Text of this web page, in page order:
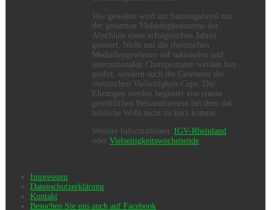
Wie gewohnt wird am Samstagabend mit
der gesamten Vielseitigkeitsszene der
Abschluss eines erfolgreichen Jahres
gefeiert. Nicht nur die rheinischen
Medaillengewinner auf nationalen und
internationalen Championaten werden hier
geehrt, sondern auch die Gewinner der
rheinischen Vielseitigkeit-Cups. Die
Ehrungen werden begleitet von einem
gemütlichen Beisammensein bei dem das
leibliche Wohl nicht zu kurz kommt.
Weitere Informationen:IGV-Rheinland
oderVielseitigkeitswochenende
Impressum
Datenschutzerklärung
Kontakt
Besuchen Sie uns auch auf Facebook